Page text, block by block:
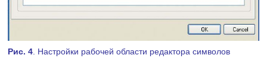
Рис. 4 . Настройки рабочей области редактора символов